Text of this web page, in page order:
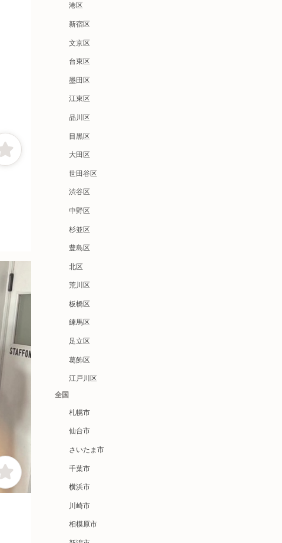
港区
新宿区
文京区
台東区
墨田区
江東区
品川区
目黒区
大田区
世田谷区
渋谷区
中野区
杉並区
豊島区
北区
荒川区
板橋区
練馬区
足立区
葛飾区
江戸川区
全国
札幌市
仙台市
さいたま市
千葉市
横浜市
川崎市
相模原市